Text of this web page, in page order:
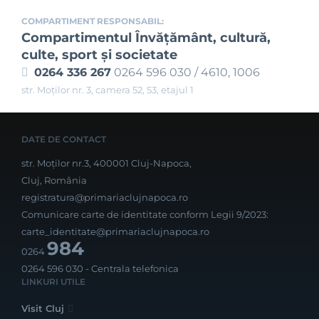
COMPARTIMENT RESPONSABIL:
Compartimentul Învăţământ, cultură,
culte, sport şi societate
0264 336 267 0264 596 030 / 4610, 1006
str. Moților nr. 3, camera 52, 53, etajul 1
DATE DE CONTACT
str. Moților nr.3, 400001 Cluj-Napoca,
Cluj, România
registratura@primariaclujnapoca.ro
Comunicare carte de identitate conform Legii 9/2023:
carte_identitate@primariaclujnapoca.ro
0264984
0264 596 030 - Centrala telefonica
LINKURI UTILE
Visit Cluj